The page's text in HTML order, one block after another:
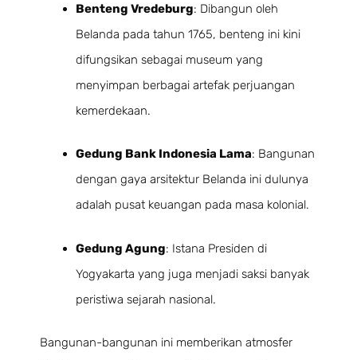
Benteng Vredeburg: Dibangun oleh
Belanda pada tahun 1765, benteng ini kini
difungsikan sebagai museum yang
menyimpan berbagai artefak perjuangan
kemerdekaan.
Gedung Bank Indonesia Lama: Bangunan
dengan gaya arsitektur Belanda ini dulunya
adalah pusat keuangan pada masa kolonial.
Gedung Agung: Istana Presiden di
Yogyakarta yang juga menjadi saksi banyak
peristiwa sejarah nasional.
Bangunan-bangunan ini memberikan atmosfer